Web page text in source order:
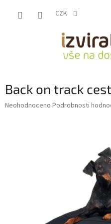
CZK
Back on track
Průměrné
Neohodnoceno Podrobnosti